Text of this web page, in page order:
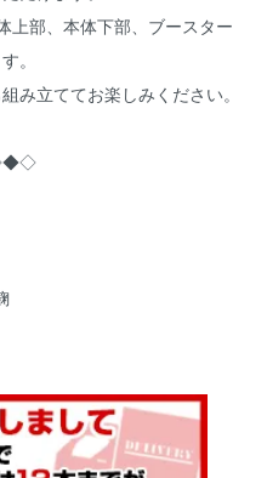
上部、本体下部、ブースター
。
み立ててお楽しみください。